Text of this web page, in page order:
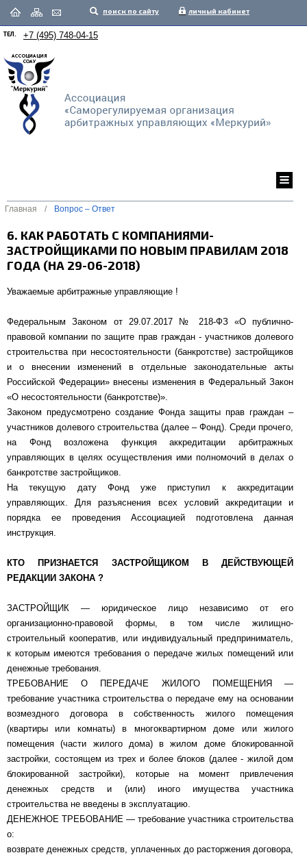
поиск по сайту личный кабинет
ТЕЛ. +7 (495) 748-04-15
Главная / Вопрос – Ответ
6. КАК РАБОТАТЬ С КОМПАНИЯМИ-
ЗАСТРОЙЩИКАМИ ПО НОВЫМ ПРАВИЛАМ 2018
ГОДА (НА 29-06-2018)
Уважаемые арбитражные управляющие !
Федеральным Законом от 29.07.2017 № 218-ФЗ «О публично-
правовой компании по защите прав граждан - участников долевого
строительства при несостоятельности (банкротстве) застройщиков
и о внесении изменений в отдельные законодательные акты
Российской Федерации» внесены изменения в Федеральный Закон
«О несостоятельности (банкротстве)».
Законом предусмотрено создание Фонда защиты прав граждан –
участников долевого строительства (далее – Фонд). Среди прочего,
на Фонд возложена функция аккредитации арбитражных
управляющих в целях осуществления ими полномочий в делах о
банкротстве застройщиков.
На текущую дату Фонд уже приступил к аккредитации
управляющих. Для разъяснения всех условий аккредитации и
порядка ее проведения Ассоциацией подготовлена данная
инструкция.
КТО ПРИЗНАЕТСЯ ЗАСТРОЙЩИКОМ В ДЕЙСТВУЮЩЕЙ
РЕДАКЦИИ ЗАКОНА ?
ЗАСТРОЙЩИК — юридическое лицо независимо от его
организационно-правовой формы, в том числе жилищно-
строительный кооператив, или индивидуальный предприниматель,
к которым имеются требования о передаче жилых помещений или
денежные требования.
ТРЕБОВАНИЕ О ПЕРЕДАЧЕ ЖИЛОГО ПОМЕЩЕНИЯ —
требование участника строительства о передаче ему на основании
возмездного договора в собственность жилого помещения
(квартиры или комнаты) в многоквартирном доме или жилого
помещения (части жилого дома) в жилом доме блокированной
застройки, состоящем из трех и более блоков (далее - жилой дом
блокированной застройки), которые на момент привлечения
денежных средств и (или) иного имущества участника
строительства не введены в эксплуатацию.
ДЕНЕЖНОЕ ТРЕБОВАНИЕ — требование участника строительства
о:
возврате денежных средств, уплаченных до расторжения договора,